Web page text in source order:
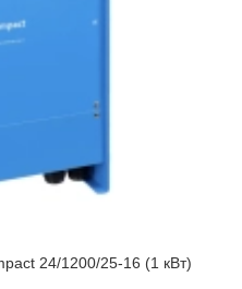
24/1200/25-16 (1 кВт)